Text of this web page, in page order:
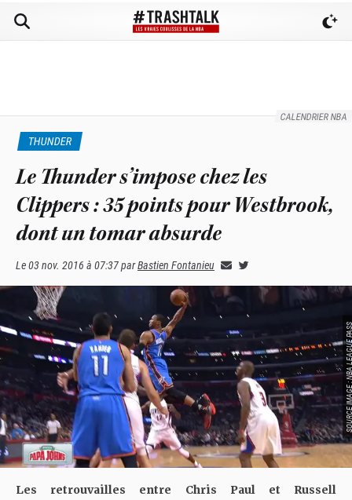
CALENDRIER NBA
THUNDER
Le Thunder s’impose chez les
Clippers : 35 points pour Westbrook,
dont un tomar absurde
Le03 nov. 2016 à 07:37parBastien Fontanieu
SOURCE
Les retrouvailles entre Chris Paul et Russell